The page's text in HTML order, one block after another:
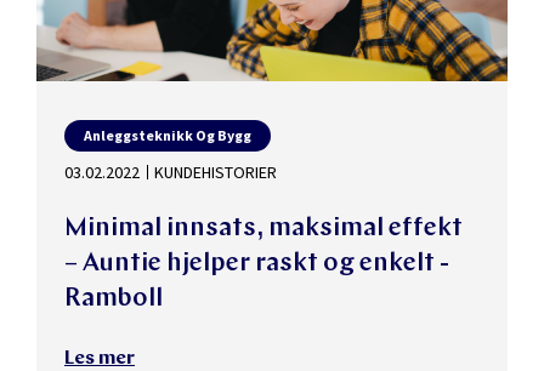
Anleggsteknikk Og Bygg
03.02.2022 KUNDEHISTORIER
Minimal innsats, maksimal effekt
– Auntie hjelper raskt og enkelt -
Ramboll
Les mer